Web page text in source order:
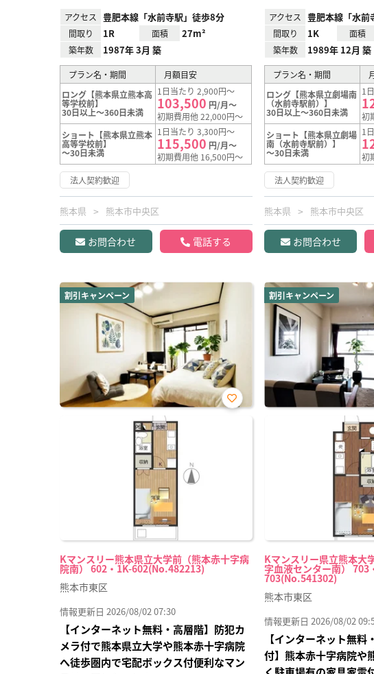
アクセス 豊肥本線「水前寺駅」徒歩8分
間取り 1R 面積 27m²
築年数 1987年 3月 築
プラン名・期間
月額目安
ロング【熊本県立熊本高
等学校前】
30日以上～360日未満
1日当たり 2,900円～
103,500 円/月～
初期費用他 22,000円～
ショート【熊本県立熊本
高等学校前】
～30日未満
1日当たり 3,300円～
115,500 円/月～
初期費用他 16,500円～
法人契約歓迎
熊本県 熊本市中央区
お問合わせ 電話する
アクセス 豊肥本線「水前
間取り 1K 面積
築年数 1989年 12月 築
プラン名・期間
ロング【熊本県立劇場南
（水前寺駅前）】
30日以上～360日未満
1
初
ショート【熊本県立劇場
南（水前寺駅前）】
～30日未満
1
初
法人契約歓迎
熊本県 熊本市中央区
お問合わせ
割引キャンペーン
Kマンスリー熊本県立大学前（熊本赤十字病
院南） 602・1K-602(No.482213)
お気
熊本市東区
情報更新日 2026/08/02 07:30
【インターネット無料・高層階】防犯カ
メラ付で熊本県立大学や熊本赤十字病院
へ徒歩圏内で宅配ボックス付便利なマン
割引キャンペーン
Kマンスリー県立熊本大
字血液センター南） 703
703(No.541302)
熊本市東区
情報更新日 2026/08/02
【インターネット無料
付】熊本赤十字病院や